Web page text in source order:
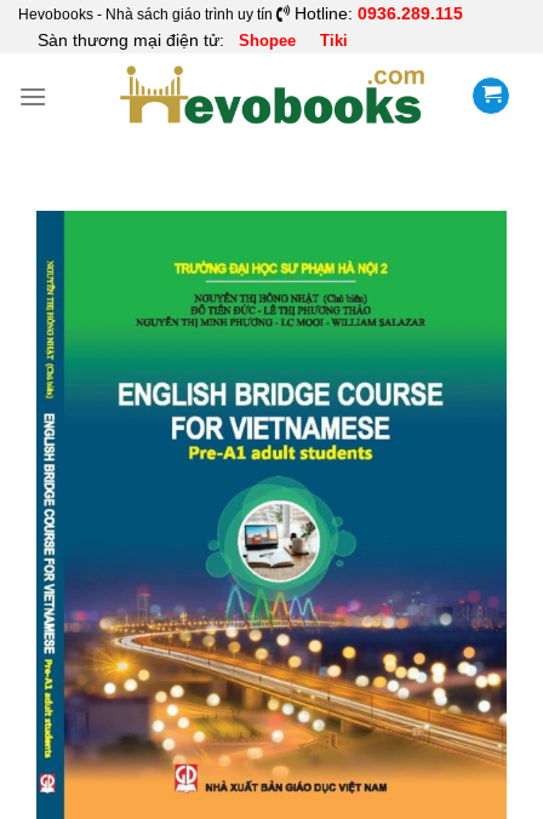
SkipHevobooks - Nhà sách giáo trình uy tín Hotline: 0936.289.115
Sàn thương mại điện tử: Shopee Tiki